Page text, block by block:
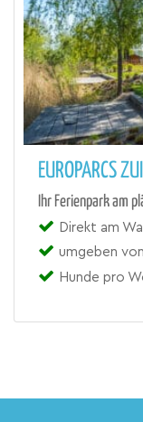
EUROPARCS
Ihr Ferienpark am
Direkt am
umgeben
Hunde pro